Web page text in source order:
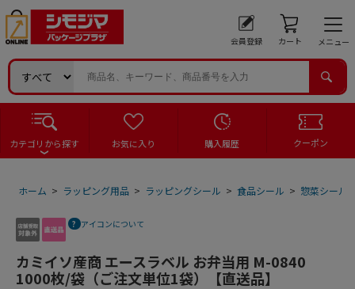
会員登録 カート メニュー
カテゴリから探す お気に入り 購入履歴 クーポン
ホーム > ラッピング用品 > ラッピングシール > 食品シール > 惣菜シール
アイコンについて
カミイソ産商 エースラベル お弁当用 M-0840
1000枚/袋（ご注文単位1袋）【直送品】